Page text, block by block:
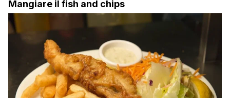
Mangiare il fish and chips